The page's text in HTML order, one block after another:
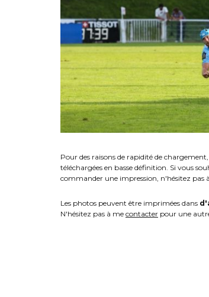
Pour des raisons de rapidité de
téléchargées en basse définition. Si vous
commander une impression, n'hésitez pas
Les photos peuvent être imprimées dans
N'hésitez pas à me contacter pour une